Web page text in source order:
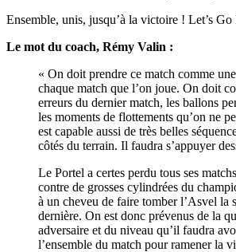
Ensemble, unis, jusqu’à la victoire ! Let’s Go
Le mot du coach, Rémy Valin :
« On doit prendre ce match comme
chaque match que l’on joue. On doit
erreurs du dernier match, les ballons
les moments de flottements qu’on ne
est capable aussi de très belles
côtés du terrain. Il faudra s’appuyer
Le Portel a certes perdu tous ses
contre de grosses cylindrées du
à un cheveu de faire tomber l’Asvel la
dernière. On est donc prévenus de la
adversaire et du niveau qu’il faudra
l’ensemble du match pour ramener la